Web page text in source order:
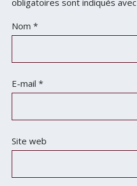
Nom *
E-mail *
Site web